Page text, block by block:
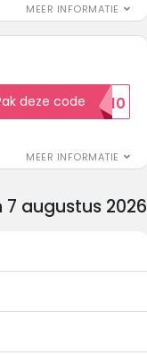
MEER INFORMATIE
MEER INFORMATIE
deze codeSALE10
augustus 2026